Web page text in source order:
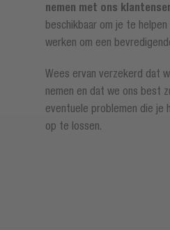
nemen met ons
beschikbaar om je te
werken om een
Wees ervan verzekerd dat
nemen en dat we ons best
eventuele problemen die je
op te lossen.